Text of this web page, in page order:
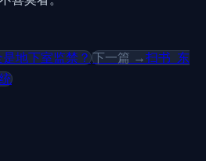
地下室监禁？下一篇 →扫书_东